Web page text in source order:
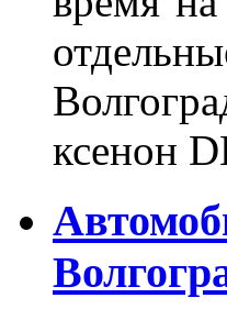
ксенон